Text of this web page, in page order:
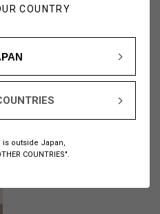
COUNTRY
is outside Japan,
COUNTRIES".